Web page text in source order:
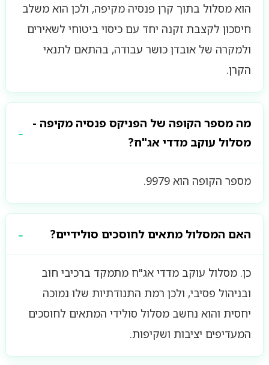
הוא מסלול בתוך קרן פנסיה מקיפה, ולכן הוא משלב
חיסכון לקצבת זקנה יחד עם כיסוי ביטוחי לשאירים
ולמקרה של אובדן כושר עבודה, בהתאם לתנאי
הקרן.
מה מספר הקופה של הפניקס פנסיה מקיפה -
מסלול עוקב מדדי אג"ח?
מספר הקופה הוא 9979.
האם המסלול מתאים לחוסכים סולידיים?
כן. מסלול עוקב מדדי אג"ח מתמקד ברכיבי חוב
ובניהול פסיבי, ולכן רמת התנודתיות שלו נמוכה
יחסית והוא נחשב מסלול סולידי המתאים לחוסכים
המעדיפים יציבות ושקיפות.